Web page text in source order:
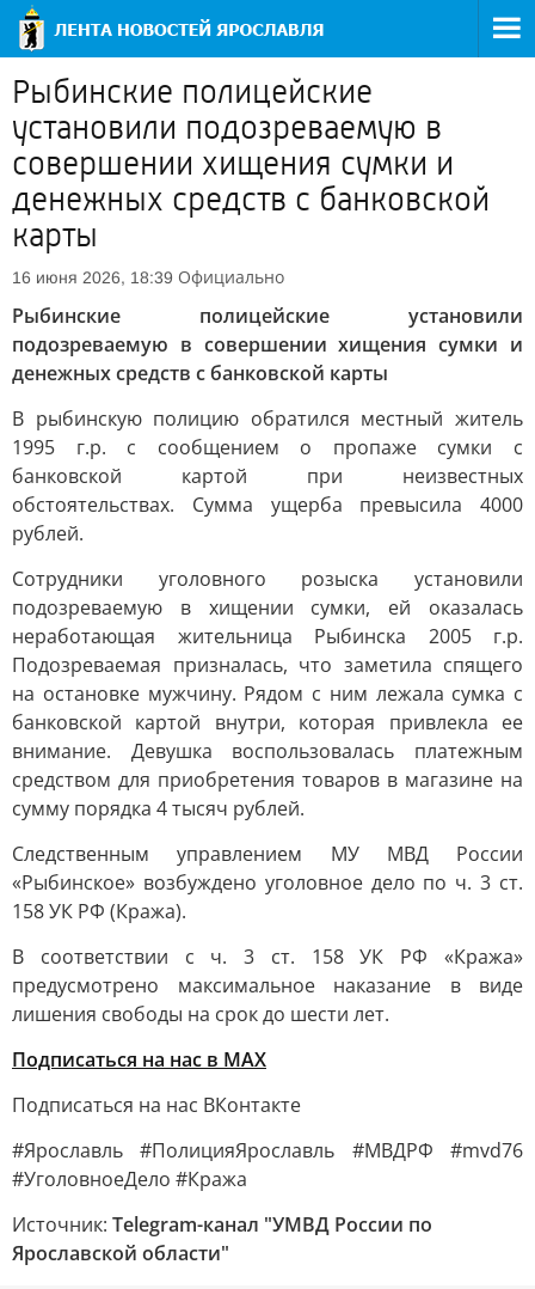
Рыбинские полицейские
установили подозреваемую в
совершении хищения сумки и
денежных средств с банковской
карты
16 июня 2026, 18:39 Официально
Рыбинские полицейские установили
подозреваемую в совершении хищения сумки и
денежных средств с банковской карты
В рыбинскую полицию обратился местный житель
1995 г.р. с сообщением о пропаже сумки с
банковской картой при неизвестных
обстоятельствах. Сумма ущерба превысила 4000
рублей.
Сотрудники уголовного розыска установили
подозреваемую в хищении сумки, ей оказалась
неработающая жительница Рыбинска 2005 г.р.
Подозреваемая призналась, что заметила спящего
на остановке мужчину. Рядом с ним лежала сумка с
банковской картой внутри, которая привлекла ее
внимание. Девушка воспользовалась платежным
средством для приобретения товаров в магазине на
сумму порядка 4 тысяч рублей.
Следственным управлением МУ МВД России
«Рыбинское» возбуждено уголовное дело по ч. 3 ст.
158 УК РФ (Кража).
В соответствии с ч. 3 ст. 158 УК РФ «Кража»
предусмотрено максимальное наказание в виде
лишения свободы на срок до шести лет.
Подписаться на нас в МАХ
Подписаться на нас ВКонтакте
#Ярославль #ПолицияЯрославль #МВДРФ #mvd76
#УголовноеДело #Кража
Источник: Telegram-канал "УМВД России по
Ярославской области"